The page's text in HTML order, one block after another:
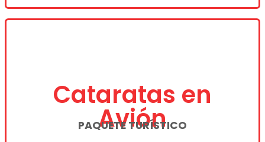
Cataratas en
Avión
PAQUETE TURÍSTICO